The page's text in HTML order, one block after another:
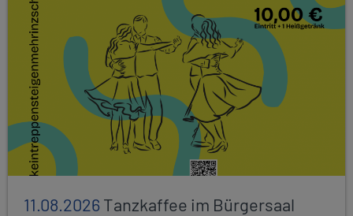
11.08.2026Tanzkaffee im Bürgersaal